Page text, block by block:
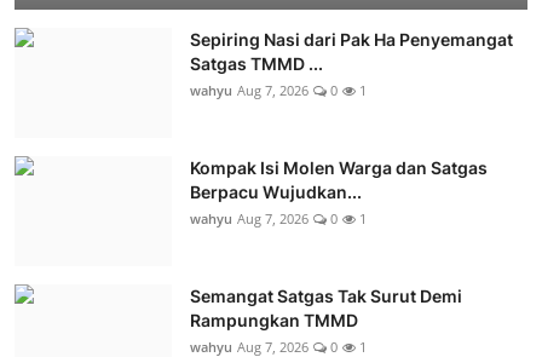
Sepiring Nasi dari Pak Ha Penyemangat
Satgas TMMD ...
wahyu Aug 7, 2026 0 1
Kompak Isi Molen Warga dan Satgas
Berpacu Wujudkan...
wahyu Aug 7, 2026 0 1
Semangat Satgas Tak Surut Demi
Rampungkan TMMD
wahyu Aug 7, 2026 0 1